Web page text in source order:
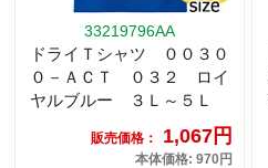
33219796AA
ドライＴシャツ ００３０
０－ＡＣＴ ０３２ ロイ
ヤルブルー ３Ｌ～５Ｌ
販売価格： 1,067円
本体価格: 970円